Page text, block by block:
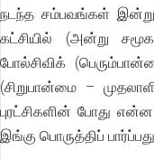
நடந்த சம்பவங்கள் இன்று
கட்சியில் (அன்று
போல்சிவிக்
(சிறுபான்மை –
புரட்சிகளின் போது
இங்கு பொருத்திப்